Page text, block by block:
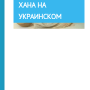
ХАНА НА
УКРАИНСКОМ